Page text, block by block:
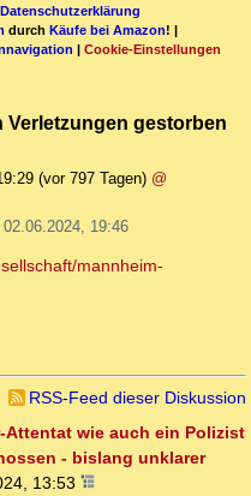
Datenschutzerklärung
durch Käufe bei Amazon! |
| Cookie-Einstellungen
Verletzungen gestorben
(vor 797 Tagen) @
19:46
mannheim-
RSS-Feed dieser Diskussion
Attentat wie auch ein Polizist
- bislang unklarer
13:53